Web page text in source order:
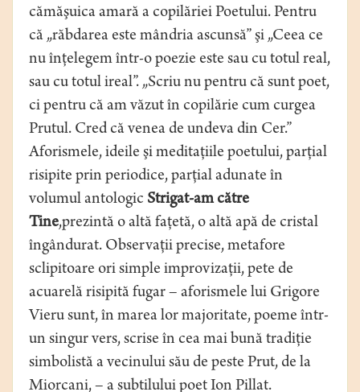
cămăşuica amară a copilăriei Poetului. Pentru
că „răbdarea este mândria ascunsă” şi „Ceea ce
nu înţelegem într-o poezie este sau cu totul real,
sau cu totul ireal”. „Scriu nu pentru că sunt poet,
ci pentru că am văzut în copilărie cum curgea
Prutul. Cred că venea de undeva din Cer.”
Aforismele, ideile şi meditaţiile poetului, parţial
risipite prin periodice, parţial adunate în
volumul antologic Strigat-am către
Tine,prezintă o altă faţetă, o altă apă de cristal
îngândurat. Observaţii precise, metafore
sclipitoare ori simple improvizaţii, pete de
acuarelă risipită fugar – aforismele lui Grigore
Vieru sunt, în marea lor majoritate, poeme într-
un singur vers, scrise în cea mai bună tradiţie
simbolistă a vecinului său de peste Prut, de la
Miorcani, – a subtilului poet Ion Pillat.